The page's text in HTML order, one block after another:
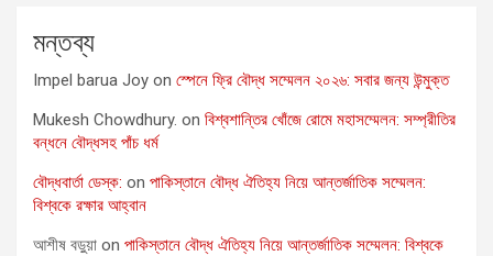
মন্তব্য
Impel barua Joy on স্পেনে ফ্রি বৌদ্ধ সম্মেলন ২০২৬: সবার জন্য উন্মুক্ত
Mukesh Chowdhury. on বিশ্বশান্তির খোঁজে রোমে মহাসম্মেলন: সম্প্রীতির
বন্ধনে বৌদ্ধসহ পাঁচ ধর্ম
বৌদ্ধবার্তা ডেস্ক: on পাকিস্তানে বৌদ্ধ ঐতিহ্য নিয়ে আন্তর্জাতিক সম্মেলন:
বিশ্বকে রক্ষার আহ্বান
আশীষ বড়ুয়া on পাকিস্তানে বৌদ্ধ ঐতিহ্য নিয়ে আন্তর্জাতিক সম্মেলন: বিশ্বকে